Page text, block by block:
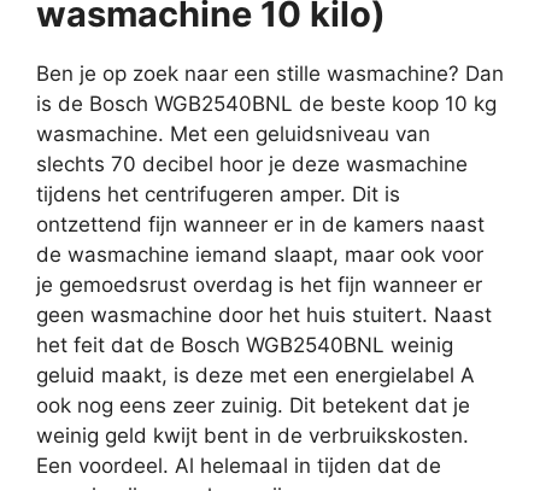
wasmachine 10 kilo)
Ben je op zoek naar een stille wasmachine? Dan
is de Bosch WGB2540BNL de beste koop 10 kg
wasmachine. Met een geluidsniveau van
slechts 70 decibel hoor je deze wasmachine
tijdens het centrifugeren amper. Dit is
ontzettend fijn wanneer er in de kamers naast
de wasmachine iemand slaapt, maar ook voor
je gemoedsrust overdag is het fijn wanneer er
geen wasmachine door het huis stuitert. Naast
het feit dat de Bosch WGB2540BNL weinig
geluid maakt, is deze met een energielabel A
ook nog eens zeer zuinig. Dit betekent dat je
weinig geld kwijt bent in de verbruikskosten.
Een voordeel. Al helemaal in tijden dat de